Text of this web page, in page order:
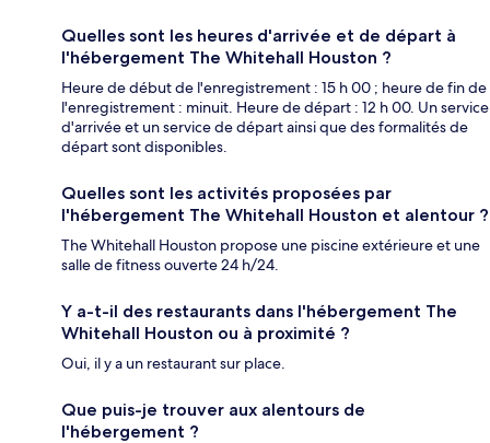
Quelles sont les heures d'arrivée et de départ à
l'hébergement The Whitehall Houston ?
Heure de début de l'enregistrement : 15 h 00 ; heure de fin de
l'enregistrement : minuit. Heure de départ : 12 h 00. Un service
d'arrivée et un service de départ ainsi que des formalités de
départ sont disponibles.
Quelles sont les activités proposées par
l'hébergement The Whitehall Houston et alentour ?
The Whitehall Houston propose une piscine extérieure et une
salle de fitness ouverte 24 h/24.
Y a-t-il des restaurants dans l'hébergement The
Whitehall Houston ou à proximité ?
Oui, il y a un restaurant sur place.
Que puis-je trouver aux alentours de
l'hébergement ?